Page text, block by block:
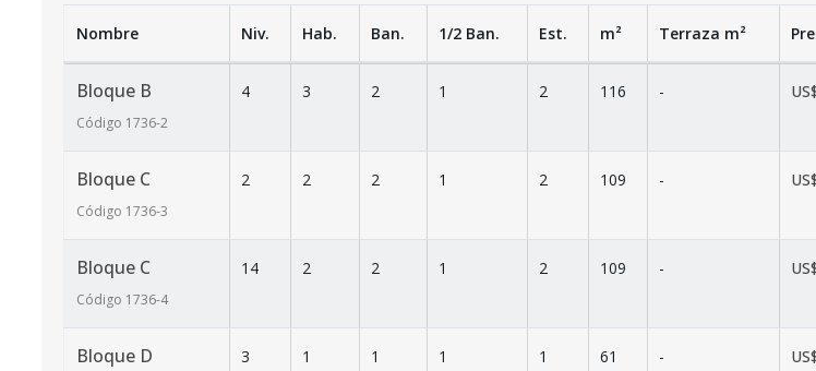
Nombre Niv. Hab. Ban. 1/2 Ban. Est. m² Terraza m²
Bloque B
Código 1736-2
4 3 2 1 2 116 -
Bloque C
Código 1736-3
2 2 2 1 2 109 -
Bloque C
Código 1736-4
14 2 2 1 2 109 -
Bloque D 3 1 1 1 1 61 -